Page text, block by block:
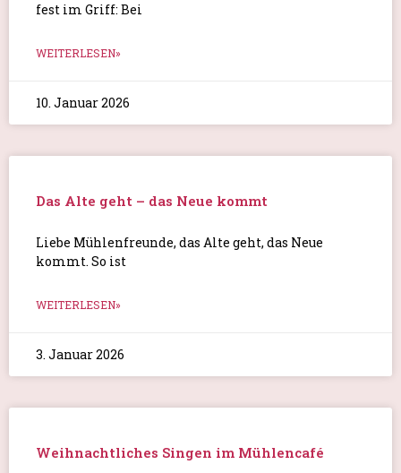
fest im Griff: Bei
WEITERLESEN»
10. Januar 2026
Das Alte geht – das Neue kommt
Liebe Mühlenfreunde, das Alte geht, das Neue
kommt. So ist
WEITERLESEN»
3. Januar 2026
Weihnachtliches Singen im Mühlencafé